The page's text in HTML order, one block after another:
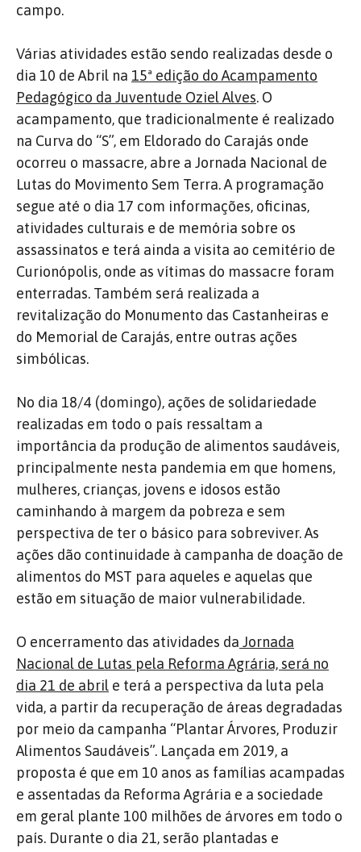
campo.
Várias atividades estão sendo realizadas desde o
dia 10 de Abril na 15ª edição do Acampamento
Pedagógico da Juventude Oziel Alves. O
acampamento, que tradicionalmente é realizado
na Curva do “S”, em Eldorado do Carajás onde
ocorreu o massacre, abre a Jornada Nacional de
Lutas do Movimento Sem Terra. A programação
segue até o dia 17 com informações, oficinas,
atividades culturais e de memória sobre os
assassinatos e terá ainda a visita ao cemitério de
Curionópolis, onde as vítimas do massacre foram
enterradas. Também será realizada a
revitalização do Monumento das Castanheiras e
do Memorial de Carajás, entre outras ações
simbólicas.
No dia 18/4 (domingo), ações de solidariedade
realizadas em todo o país ressaltam a
importância da produção de alimentos saudáveis,
principalmente nesta pandemia em que homens,
mulheres, crianças, jovens e idosos estão
caminhando à margem da pobreza e sem
perspectiva de ter o básico para sobreviver. As
ações dão continuidade à campanha de doação de
alimentos do MST para aqueles e aquelas que
estão em situação de maior vulnerabilidade.
O encerramento das atividades da Jornada
Nacional de Lutas pela Reforma Agrária, será no
dia 21 de abril e terá a perspectiva da luta pela
vida, a partir da recuperação de áreas degradadas
por meio da campanha “Plantar Árvores, Produzir
Alimentos Saudáveis”. Lançada em 2019, a
proposta é que em 10 anos as famílias acampadas
e assentadas da Reforma Agrária e a sociedade
em geral plante 100 milhões de árvores em todo o
país. Durante o dia 21, serão plantadas e